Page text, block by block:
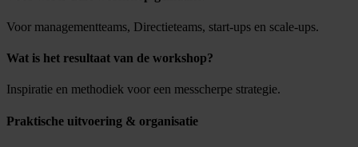
Voor managementteams, Directieteams, start-ups en scale-ups.
Wat is het resultaat van de workshop?
Inspiratie en methodiek voor een messcherpe strategie.
Praktische uitvoering & organisatie